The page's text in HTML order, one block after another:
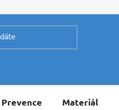
Prevence Materiál